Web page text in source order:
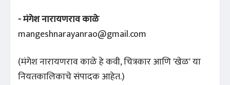
- मंगेश नारायणराव काळे
mangeshnarayanrao@gmail.com
(मंगेश नारायणराव काळे हे कवी, चित्रकार आणि 'खेळ' या
नियतकालिकाचे संपादक आहेत.)